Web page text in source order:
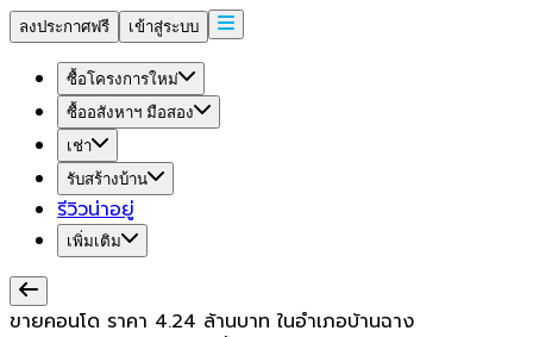
ลงประกาศฟรี เข้าสู่ระบบ
ซื้อโครงการใหม่
ซื้ออสังหาฯ มือสอง
เช่า
รับสร้างบ้าน
รีวิวน่าอยู่
เพิ่มเติม
ขายคอนโด ราคา 4.24 ล้านบาท ในอำเภอบ้านฉาง